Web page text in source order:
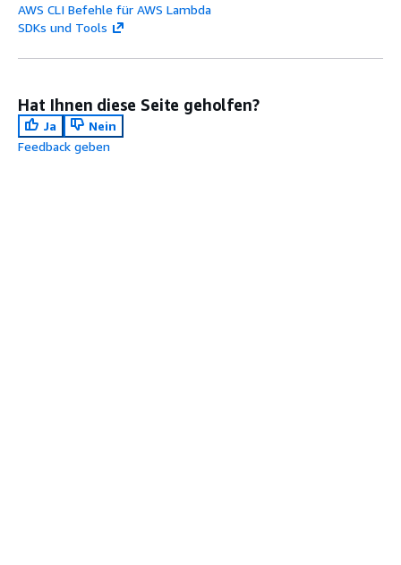
AWS CLI Befehle für AWS Lambda
SDKs und Tools
Hat Ihnen diese Seite geholfen?
Ja
Nein
Feedback geben